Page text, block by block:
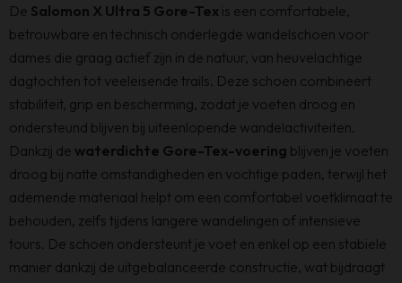
De Salomon X Ultra 5 Gore-Tex is een comfortabele,
betrouwbare en technisch onderlegde wandelschoen voor
dames die graag actief zijn in de natuur, van heuvelachtige
dagtochten tot veeleisende trails. Deze schoen combineert
stabiliteit, grip en bescherming, zodat je voeten droog en
ondersteund blijven bij uiteenlopende wandelactiviteiten.
Dankzij de waterdichte Gore-Tex-voering blijven je voeten
droog bij natte omstandigheden en vochtige paden, terwijl het
ademende materiaal helpt om een comfortabel voetklimaat te
behouden, zelfs tijdens langere wandelingen of intensieve
tours. De schoen ondersteunt je voet en enkel op een stabiele
manier dankzij de uitgebalanceerde constructie, wat bijdraagt